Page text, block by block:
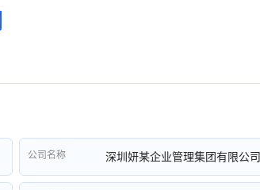
公司名称 深圳妍某企业管理集团有限公司